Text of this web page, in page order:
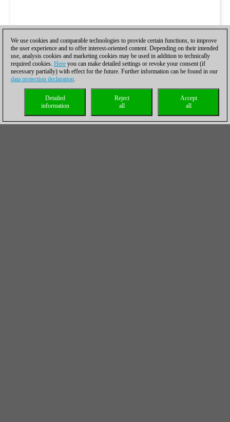
We use cookies and comparable technologies to provide certain functions, to improve
the user experience and to offer interest-oriented content. Depending on their intended
use, analysis cookies and marketing cookies may be used in addition to technically
required cookies. Here you can make detailed settings or revoke your consent (if
necessary partially) with effect for the future. Further information can be found in our
data protection declaration.
Accept
all
Reject
all
Detailed
information